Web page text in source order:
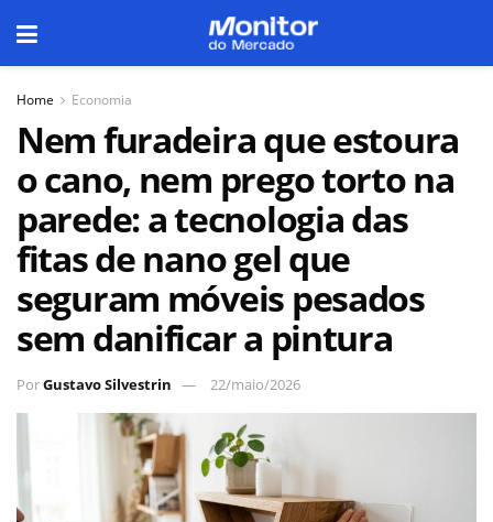
Home Economia
Nem furadeira que estoura
o cano, nem prego torto na
parede: a tecnologia das
fitas de nano gel que
seguram móveis pesados
sem danificar a pintura
PorGustavo Silvestrin 22/maio/2026